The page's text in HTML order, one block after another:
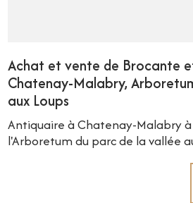
Achat et vente de Brocante
Chatenay-Malabry,
aux Loups
Antiquaire à Chatenay-Malabry
l'Arboretum du parc de la vallée